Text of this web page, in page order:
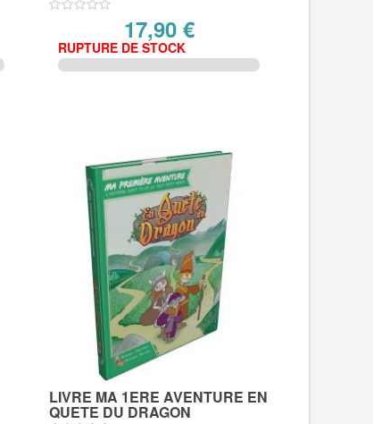
17,90 €
RUPTURE DE STOCK
LIVRE MA 1ERE AVENTURE EN
QUETE DU DRAGON